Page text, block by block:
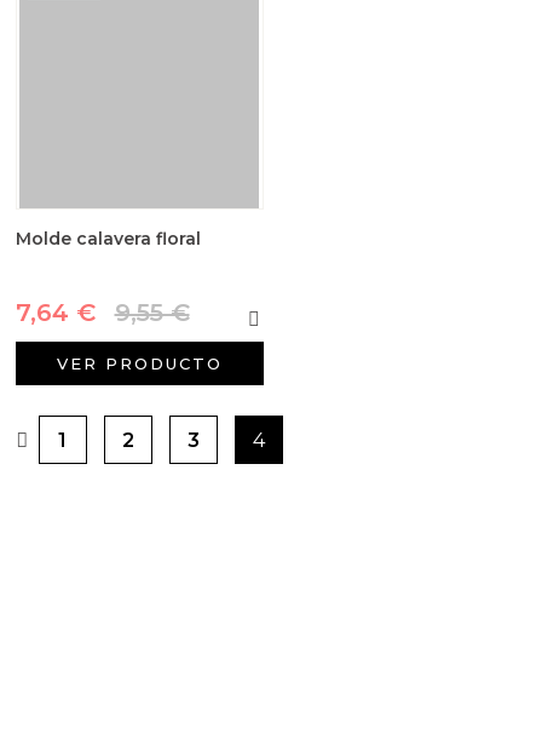
Molde calavera floral
7,64 € 9,55 €
VER PRODUCTO
1 2 3 4